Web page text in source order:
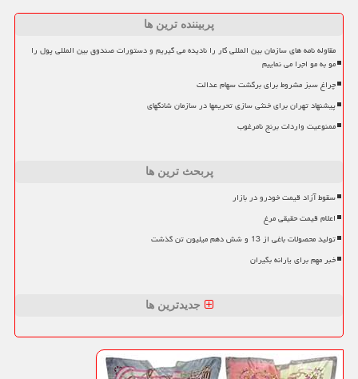
پربیننده ترین ها
مقاوله نامه های سازمان بین المللی کار را نادیده می گیریم و دستورات صندوق بین المللی پول را
مو به مو اجرا می نماییم
چراغ سبز مشروط برای برگشت سهام عدالت
پیشنهاد تهران برای خنثی سازی تحریمها در سازمان شانگهای
ممنوعیت واردات برنج نامرغوب
پربحث ترین ها
سقوط آزاد قیمت خودرو در بازار
اعلام قیمت حقیقی مرغ
تولید محصولات باغی از 13 و شش دهم میلیون تن گذشت
خبر مهم برای یارانه بگیران
جدیدترین ها